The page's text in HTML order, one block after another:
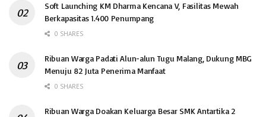
Soft Launching KM Dharma Kencana V, Fasilitas Mewah
Berkapasitas 1.400 Penumpang
0 SHARES
Ribuan Warga Padati Alun-alun Tugu Malang, Dukung MBG
Menuju 82 Juta Penerima Manfaat
0 SHARES
Ribuan Warga Doakan Keluarga Besar SMK Antartika 2